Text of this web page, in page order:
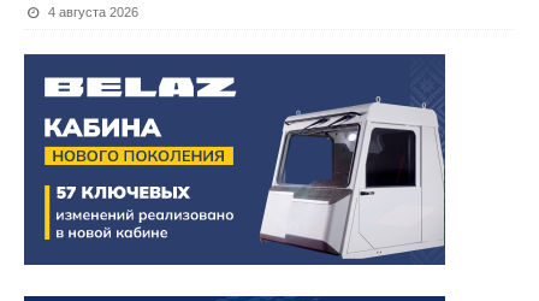
4 августа 2026